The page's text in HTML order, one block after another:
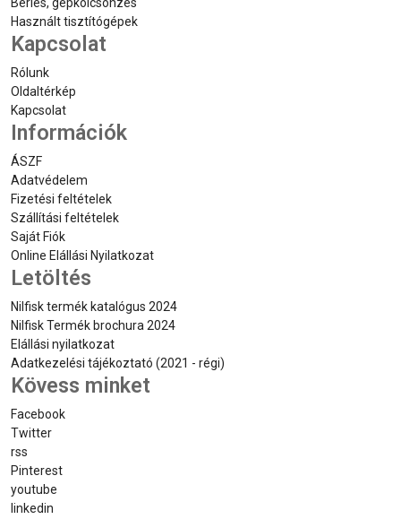
Használt tisztítógépek
Kapcsolat
Rólunk
Oldaltérkép
Kapcsolat
Információk
ÁSZF
Adatvédelem
Fizetési feltételek
Szállítási feltételek
Saját Fiók
Online Elállási Nyilatkozat
Letöltés
Nilfisk termék katalógus 2024
Nilfisk Termék brochura 2024
Elállási nyilatkozat
Adatkezelési tájékoztató (2021 - régi)
Kövess minket
Facebook
Twitter
rss
Pinterest
youtube
linkedin